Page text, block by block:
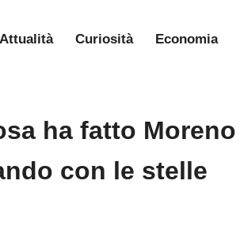
Attualità Curiosità Economia
ha fatto Moreno
con le stelle